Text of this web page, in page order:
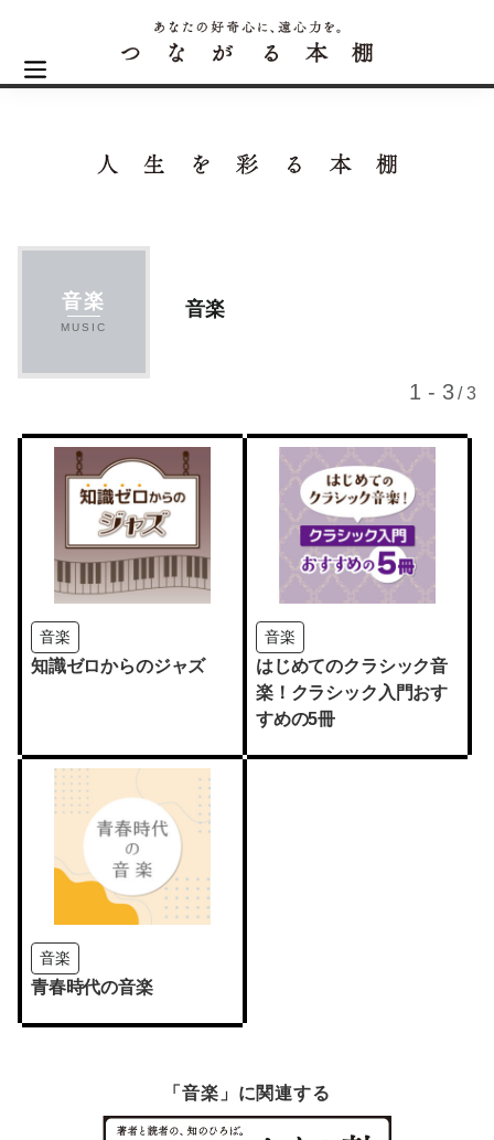
音楽
MUSIC
音楽
1 - 3/ 3
音楽
知識ゼロからのジャズ
音楽
はじめてのクラシック音
楽！クラシック入門おす
すめの5冊
音楽
青春時代の音楽
「音楽」に関連する